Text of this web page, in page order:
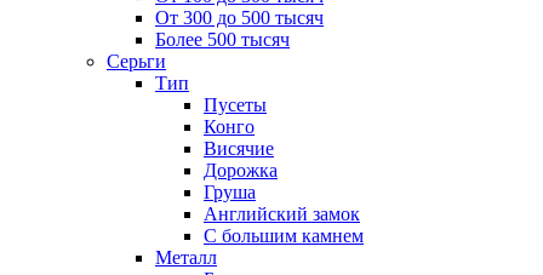
От 300 до 500 тысяч
Более 500 тысяч
Серьги
Тип
Пусеты
Конго
Висячие
Дорожка
Груша
Английский замок
С большим камнем
Металл